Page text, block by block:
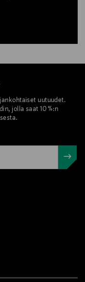
uutuudet.
jolla saat 10 %:n